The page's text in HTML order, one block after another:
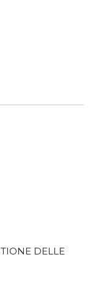
DELLE